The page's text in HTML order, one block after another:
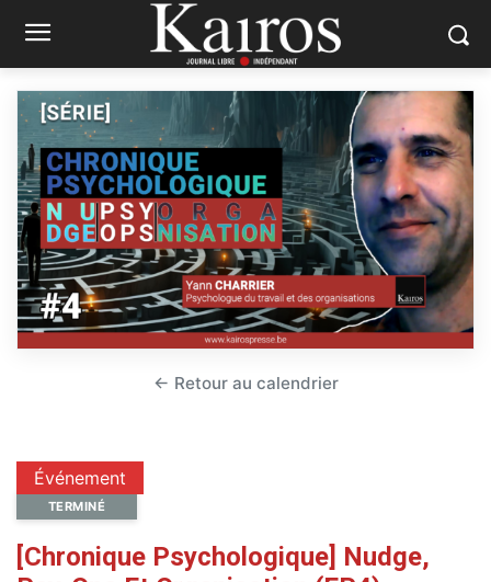
Événement
TERMINÉ
[Chronique Psychologique] Nudge,
← Retour au calendrier